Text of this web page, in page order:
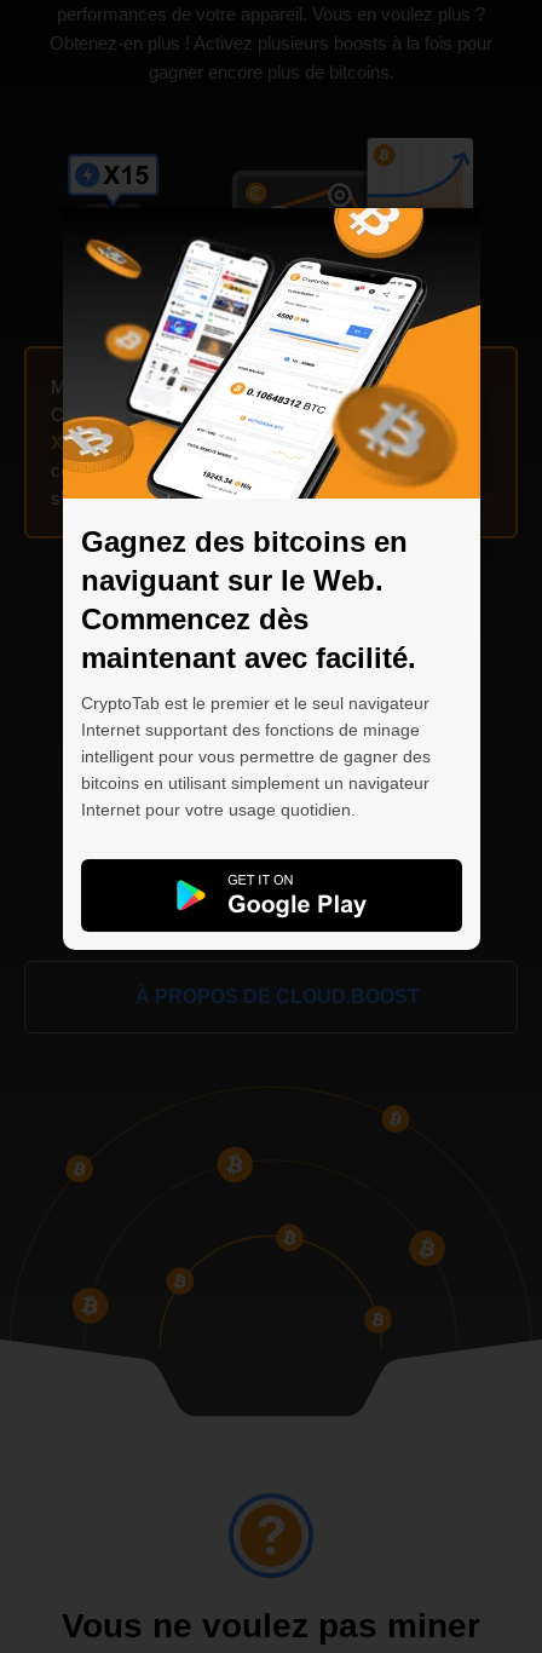
Gagnez des bitcoins en
naviguant sur le Web.
Commencez dès
maintenant avec facilité.
CryptoTab est le premier et le seul navigateur
Internet supportant des fonctions de minage
intelligent pour vous permettre de gagner des
bitcoins en utilisant simplement un navigateur
Internet pour votre usage quotidien.
performances de votre appareil. Vous en voulez plus ?
Obtenez-en plus ! Activez plusieurs boosts à la fois pour
gagner encore plus de bitcoins.
Minez jusqu'à300 fois plus viteen utilisant la fonction
Cloud.Boost sur votre appareil mobile ! Activez
X2,X15,X10 , ouX15 multiplicateurs et combinez-les
comme vous le souhaitez — tout se met en place et
s'accorde lorsque le minage est lancé.
À PROPOS DE CLOUD.BOOST
Vous ne voulez pas miner